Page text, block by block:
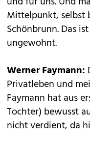
Mittelpunkt, selbst
Schönbrunn. Das
ungewohnt.
Werner Faymann:
Privatleben und
Faymann hat aus
Tochter) bewusst
nicht verdient, da